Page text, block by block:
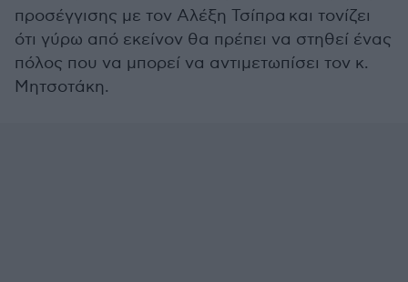
προσέγγισης με τον Αλέξη Τσίπρα και τονίζει
ότι γύρω από εκείνον θα πρέπει να στηθεί ένας
πόλος που να μπορεί να αντιμετωπίσει τον κ.
Μητσοτάκη.